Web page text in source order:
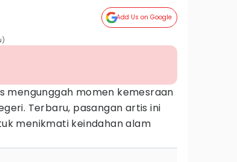
Add Us on Google
mengunggah momen kemesraan
Terbaru, pasangan artis ini
menikmati keindahan alam